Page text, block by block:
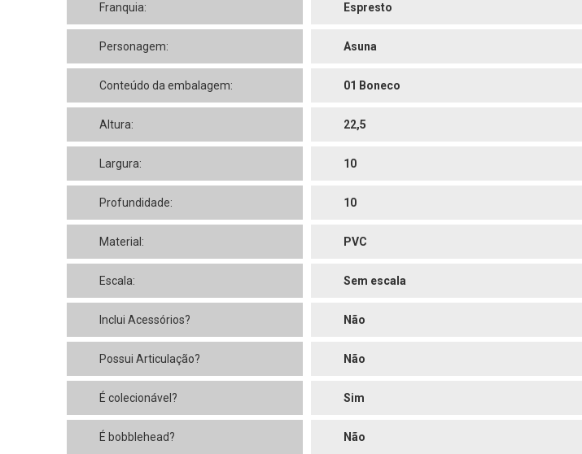
Franquia: Espresto
Personagem: Asuna
Conteúdo da embalagem: 01 Boneco
Altura: 22,5
Largura: 10
Profundidade: 10
Material: PVC
Escala: Sem escala
Inclui Acessórios? Não
Possui Articulação? Não
É colecionável? Sim
É bobblehead? Não